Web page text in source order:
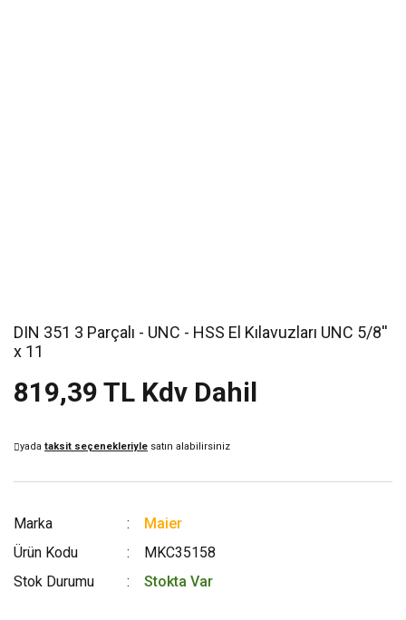
DIN 351 3 Parçalı - UNC - HSS El Kılavuzları UNC 5/8''
x 11
819,39 TL Kdv Dahil
yada taksit seçenekleriyle satın alabilirsiniz
Marka
Maier
Ürün Kodu
MKC35158
Stok Durumu
Stokta Var